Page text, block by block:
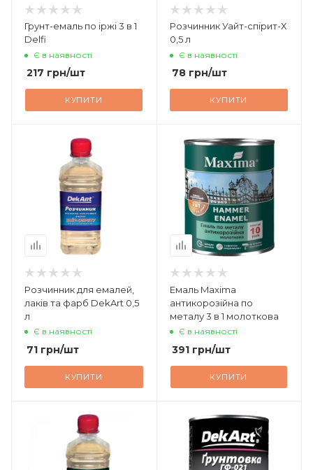
Грунт-емаль по іржі 3 в 1
Delfi
Є в наявності
217 грн/шт
КУПИТИ
Розчинник Уайт-спірит-Х
0,5 л
Є в наявності
78грн/шт
КУПИТИ
Розчинник для емалей,
лаків та фарб DekArt 0,5
л
Є в наявності
71 грн/шт
КУПИТИ
Емаль Maxima
антикорозійна по
металу 3 в 1 молоткова
Є в наявності
391грн/шт
КУПИТИ